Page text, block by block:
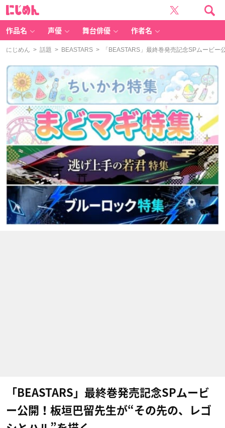
作品名 声優 舞台俳優 作者名
にじめん > 話題 > BEASTARS > 「BEASTARS」最終巻発売記念SPムービー
「BEASTARS」最終巻発売記念SPムービ
ー公開！板垣巴留先生が“その先の、レゴ